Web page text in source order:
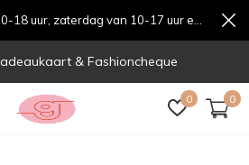
0 0
& Fashioncheque